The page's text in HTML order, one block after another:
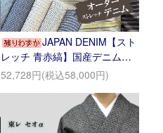
JAPAN DENIM【スト
レッチ 青赤縞】国産デニムマ
イサイズオーダー
52,728円(税込58,000円)